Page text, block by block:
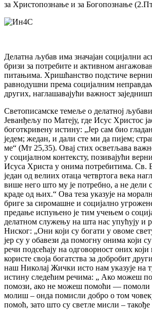
за Христопознање и за Богопознање
Делатна љубав има значајан социјални
бризи за потребите и активном
питањима. Хришћанство подстиче
равнодушни према социјалним
других, наглашавајући важност
Светописамске темеље о делатној
Јеванђељу по Матеју, где Исус Христос
боготкривену истину: „Јер сам био
једем; жедан, и дали сте ми да пијем;
ме“ (Мт 25,35). Овај стих осветљава
у социјалном контексту, позивајући
Исуса Христа у онима потребитима. Св.
један од велиих отаца четвртога века
више него што му је потребно, а не дели
краде од њих.“ Ова теза указује на
бриге за сиромашне и социјално
предање испуњено је тим учењем о
делатном служењу на шта нас упућују и
Ниског: „Они који су богати у овоме
јер су у обавези да помогну онима који
речи подсећају на одговорност оних
користе своја богатства за добробит
наш Николај Жички исто нам указује на
истину следећим речима: „ Ако можеш
помози, ако не можеш помоћи — помоли
молиш – онда помисли добро о том
помоћ, зато што су светле мисли – такође